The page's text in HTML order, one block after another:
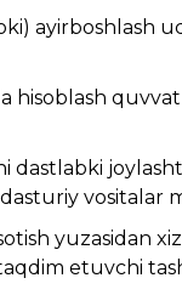
ayirboshlash
hisoblash
yuzasidan
etuvchi